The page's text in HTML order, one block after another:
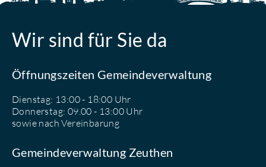
Wir sind für Sie da
Öffnungszeiten Gemeindeverwaltung
Dienstag: 13:00 - 18:00 Uhr
Donnerstag: 09.00 - 13:00 Uhr
sowie nach Vereinbarung
Gemeindeverwaltung Zeuthen